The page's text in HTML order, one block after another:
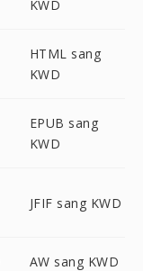
KWD
HTML sang
KWD
EPUB sang
KWD
JFIF sang KWD
AW sang KWD